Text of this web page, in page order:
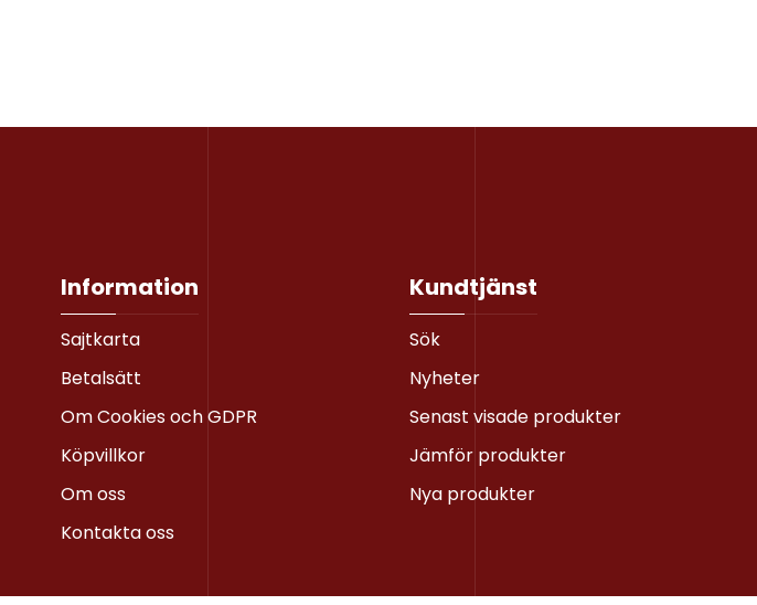
Information
Sajtkarta
Betalsätt
Om Cookies och GDPR
Köpvillkor
Om oss
Kontakta oss
Kundtjänst
Sök
Nyheter
Senast visade produkter
Jämför produkter
Nya produkter